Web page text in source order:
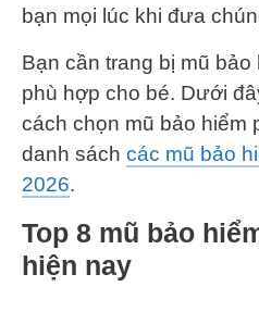
bạn mọi lúc khi đưa
Bạn cần trang bị mũ
phù hợp cho bé. Dưới
cách chọn mũ bảo hiểm
danh sách các mũ bảo
2026.
Top 8 mũ bảo
hiện nay